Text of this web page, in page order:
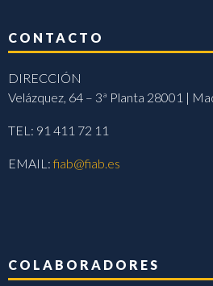
CONTACTO
DIRECCIÓN
Velázquez, 64 – 3ª Planta 28001 |
TEL: 91 411 72 11
EMAIL:fiab@fiab.es
COLABORADORES